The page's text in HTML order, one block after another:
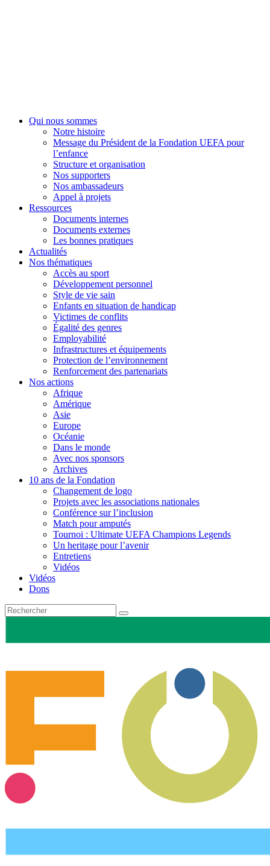
Fondation UEFA
Qui nous sommes
Notre histoire
Message du Président de la Fondation UEFA pour
l’enfance
Structure et organisation
Nos supporters
Nos ambassadeurs
Appel à projets
Ressources
Documents internes
Documents externes
Les bonnes pratiques
Actualités
Nos thématiques
Accès au sport
Développement personnel
Style de vie sain
Enfants en situation de handicap
Victimes de conflits
Égalité des genres
Employabilité
Infrastructures et équipements
Protection de l’environnement
Renforcement des partenariats
Nos actions
Afrique
Amérique
Asie
Europe
Océanie
Dans le monde
Avec nos sponsors
Archives
10 ans de la Fondation
Changement de logo
Projets avec les associations nationales
Conférence sur l’inclusion
Match pour amputés
Tournoi : Ultimate UEFA Champions Legends
Un heritage pour l’avenir
Entretiens
Vidéos
Vidéos
Dons
Recherche
pour